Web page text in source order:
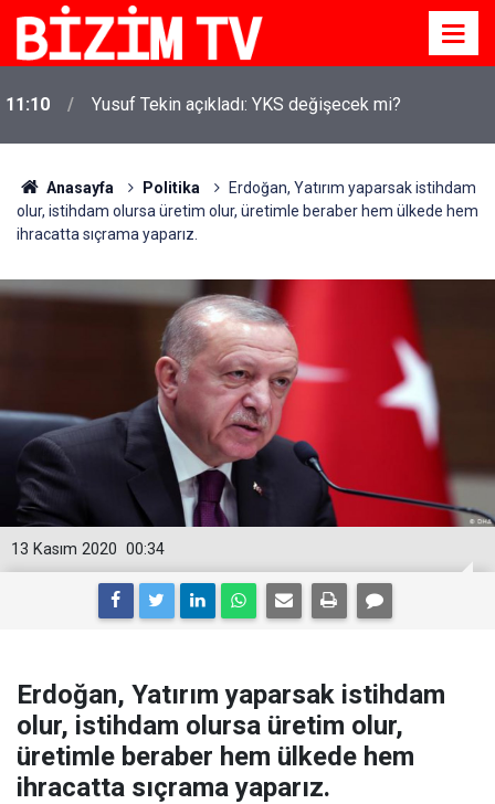
11:10 Yusuf Tekin açıkladı: YKS değişecek mi?
Anasayfa Politika
Erdoğan, Yatırım yaparsak istihdam
olur, istihdam olursa üretim olur, üretimle beraber hem ülkede hem
ihracatta sıçrama yaparız.
00:34
13 Kasım 2020
Erdoğan, Yatırım yaparsak istihdam
olur, istihdam olursa üretim olur,
üretimle beraber hem ülkede hem
ihracatta sıçrama yaparız.